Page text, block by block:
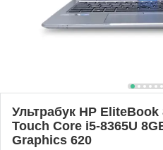
Ультрабук HP EliteBook
Touch Core i5-8365U
Graphics 620